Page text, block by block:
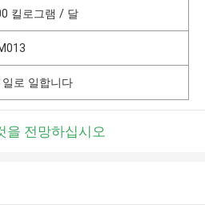
킬로그램 / 달
로 일합니다
을 전망하십시오